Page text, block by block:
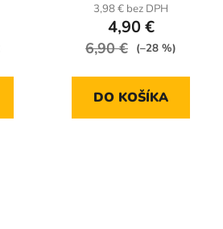
3,98 € bez DPH
4,90 €
6,90 € (–28 %)
DO KOŠÍKA